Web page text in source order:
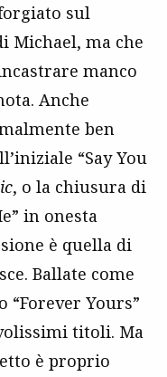
sul
Michael, ma che
manco
Anche
ben
“Say You
, o la chiusura di
in onesta
è quella di
Ballate come
“Forever Yours”
titoli. Ma
è proprio